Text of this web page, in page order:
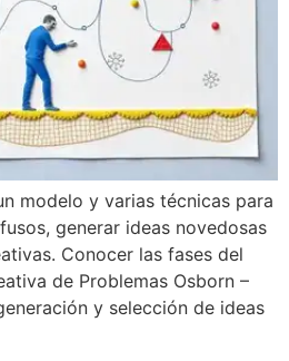
modelo y varias técnicas para
generar ideas novedosas
Conocer las fases del
de Problemas Osborn –
y selección de ideas